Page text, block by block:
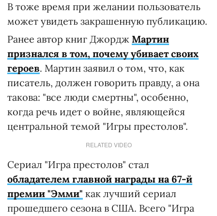
В тоже время при желании пользователь
может увидеть закрашенную публикацию.
Ранее автор книг Джордж Мартин
признался в том, почему убивает своих
героев. Мартин заявил о том, что, как
писатель, должен говорить правду, а она
такова: "все люди смертны", особенно,
когда речь идет о войне, являющейся
центральной темой "Игры престолов".
RELATED VIDEO
Сериал "Игра престолов" стал
обладателем главной награды на 67-й
премии "Эмми" как лучший сериал
прошедшего сезона в США. Всего "Игра